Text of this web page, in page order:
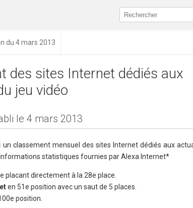
du 4 mars 2013
des sites Internet dédiés aux
jeu vidéo
le 4 mars 2013
un classement mensuel des sites Internet dédiés aux
statistiques fournies par Alexa Internet*
placant directement à la 28e place.
en 51e position avec un saut de 5 places.
position.